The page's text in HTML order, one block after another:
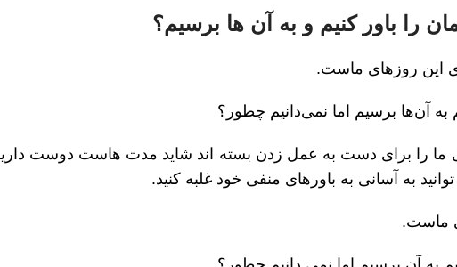
را باور کنیم و به آن ها برسیم؟
این روزهای ماست.
آن‌ها برسیم اما نمی‌دانیم چطور؟
ما را برای دست به عمل زدن بسته اند شاید مدت هاست دوست
به آسانی به باورهای منفی خود غلبه کنید.
ماست.